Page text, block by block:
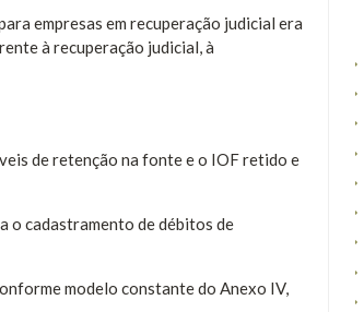
empresas em recuperação judicial era
à recuperação judicial, à
de retenção na fonte e o IOF retido e
o cadastramento de débitos de
modelo constante do Anexo IV,